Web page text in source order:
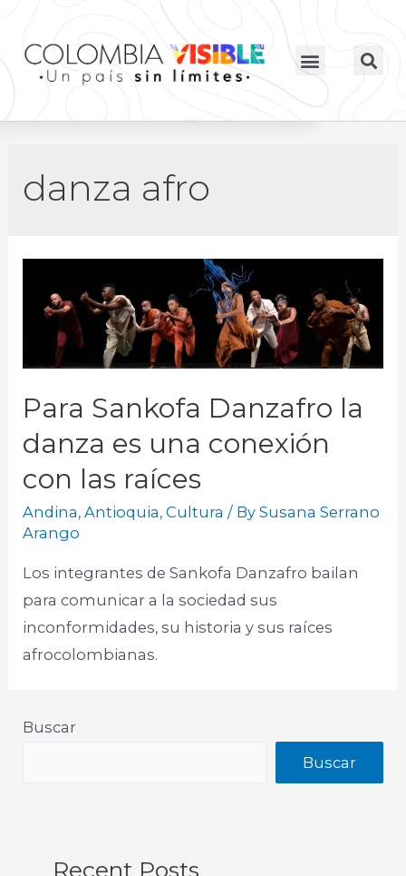
danza afro
Para Sankofa Danzafro la
danza es una conexión
con las raíces
Andina,Antioquia,Cultura / BySusana Serrano
Arango
Los integrantes de Sankofa Danzafro bailan
para comunicar a la sociedad sus
inconformidades, su historia y sus raíces
afrocolombianas.​
Buscar
Buscar
Recent Posts